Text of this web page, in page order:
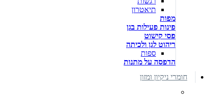
תיאטרון
מפות
פינות פעילות בגן
פסי קישוט
ריהוט לגן ולכיתה
ספות
הדפסה על מתנות
חומרי ניקיון ומזון